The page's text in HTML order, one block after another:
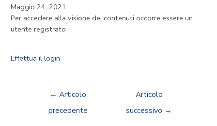
Maggio 24, 2021
Per accedere alla visione dei contenuti occorre essere un
utente registrato
Effettua il login
← Articolo
precedente
Articolo
successivo →